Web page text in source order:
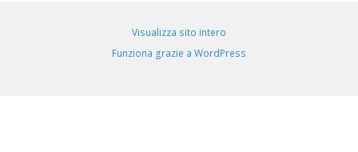
Visualizza sito intero
Funziona grazie a WordPress